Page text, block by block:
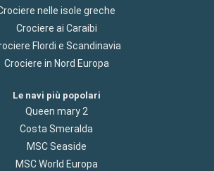
nelle isole greche
Crociere ai Caraibi
Flordi e Scandinavia
Crociere in Nord Europa
Le navi più popolari
Queen mary 2
Costa Smeralda
MSC Seaside
MSC World Europa